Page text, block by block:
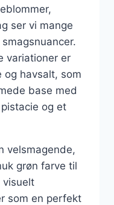
ser vi mange
variationer er
og havsalt, som
base med
og et
velsmagende,
grøn farve til
visuelt
som en perfekt